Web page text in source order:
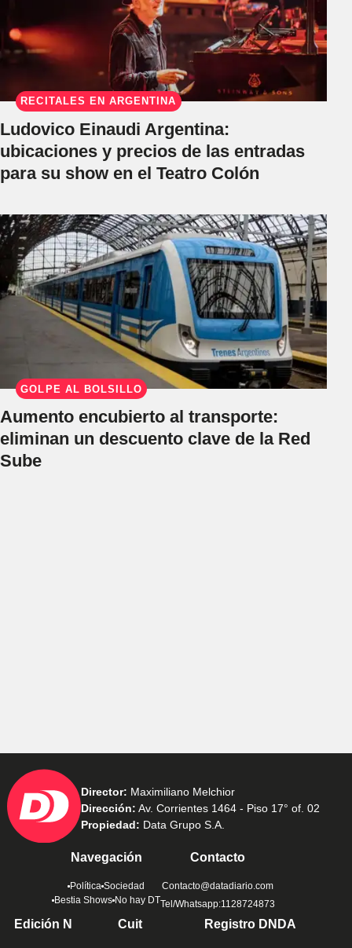
RECITALES EN ARGENTINA
Ludovico Einaudi Argentina:
ubicaciones y precios de las entradas
para su show en el Teatro Colón
GOLPE AL BOLSILLO
Aumento encubierto al transporte:
eliminan un descuento clave de la Red
Sube
Director: Maximiliano Melchior
Dirección: Av. Corrientes 1464 - Piso 17° of. 02
Propiedad: Data Grupo S.A.
Navegación
Política Sociedad
Bestia Shows No hay DT
Contacto
Contacto@datadiario.com
Tel/Whatsapp:1128724873
Edición N Cuit Registro DNDA